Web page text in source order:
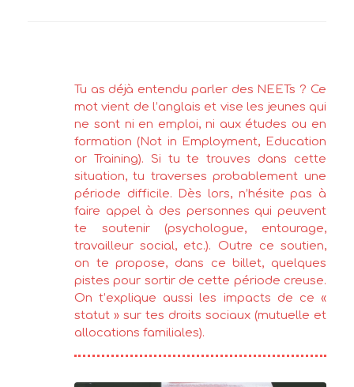
Tu as déjà entendu parler des NEETs ? Ce
mot vient de l’anglais et vise les jeunes qui
ne sont ni en emploi, ni aux études ou en
formation (Not in Employment, Education
or Training). Si tu te trouves dans cette
situation, tu traverses probablement une
période difficile. Dès lors, n’hésite pas à
faire appel à des personnes qui peuvent
te soutenir (psychologue, entourage,
travailleur social, etc.). Outre ce soutien,
on te propose, dans ce billet, quelques
pistes pour sortir de cette période creuse.
On t’explique aussi les impacts de ce «
statut » sur tes droits sociaux (mutuelle et
allocations familiales).